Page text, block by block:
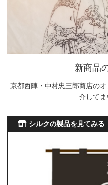
新商品
京都西陣・中村忠三郎商店の
介してま
シルクの製品を見てみる